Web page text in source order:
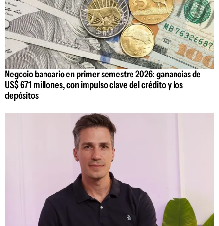
Negocio bancario en primer semestre 2026: ganancias de
US$ 671 millones, con impulso clave del crédito y los
depósitos